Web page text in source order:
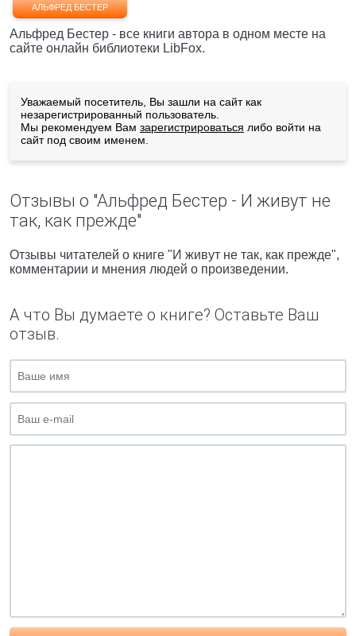
АЛЬФРЕД БЕСТЕР
Альфред Бестер - все книги автора в одном месте на
сайте онлайн библиотеки LibFox.
Уважаемый посетитель, Вы зашли на сайт как
незарегистрированный пользователь.
Мы рекомендуем Вам зарегистрироваться либо войти на
сайт под своим именем.
Отзывы о "Альфред Бестер - И живут не
так, как прежде"
Отзывы читателей о книге "И живут не так, как прежде",
комментарии и мнения людей о произведении.
А что Вы думаете о книге? Оставьте Ваш
отзыв.